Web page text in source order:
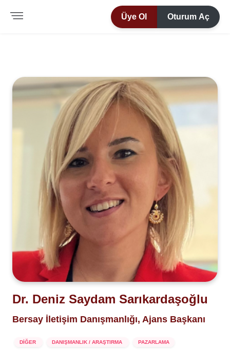
Üye Ol Oturum Aç
Dr. Deniz Saydam Sarıkardaşoğlu
Bersay İletişim Danışmanlığı, Ajans Başkanı
DİĞER DANIŞMANLIK / ARAŞTIRMA PAZARLAMA